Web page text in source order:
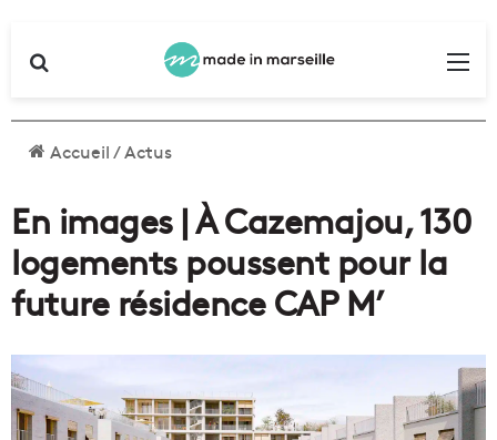
Accueil/Actus
En images | À Cazemajou, 130
logements poussent pour la
future résidence CAP M’